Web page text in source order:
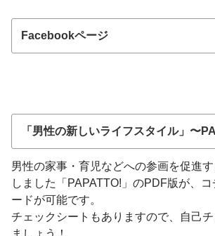
Facebookページ
「男性の新しいライフスタイル」〜
男性の家事・育児などへの参画を促進
しました「PAPATTO!」のPDF版が、
ードが可能です。
チェックシートもありますので、自己
ましょう！